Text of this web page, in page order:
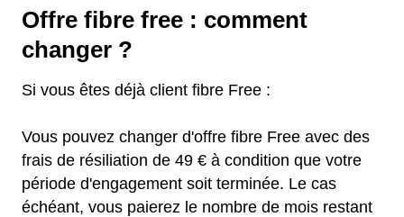
Offre fibre free : comment
changer ?
Si vous êtes déjà client fibre Free :
Vous pouvez changer d'offre fibre Free avec des
frais de résiliation de 49 € à condition que votre
période d'engagement soit terminée. Le cas
échéant, vous paierez le nombre de mois restant